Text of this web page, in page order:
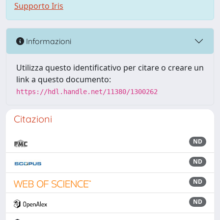
Supporto Iris
Informazioni
Utilizza questo identificativo per citare o creare un
link a questo documento:
https://hdl.handle.net/11380/1300262
Citazioni
ND
ND
ND
ND